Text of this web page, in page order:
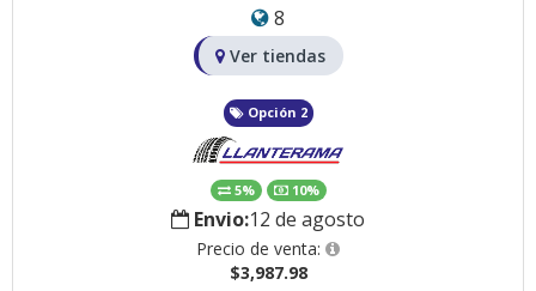
8
Ver tiendas
Opción 2
5% 10%
Envio:12 de agosto
Precio de venta:
$3,987.98